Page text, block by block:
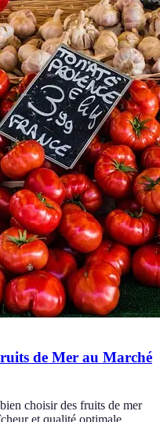
de Mer au Marché
choisir des fruits de mer
et qualité optimale.